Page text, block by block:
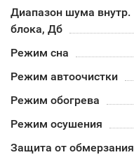
Диапазон шума внутр.
блока, Дб
Режим сна
Режим автоочистки
Режим обогрева
Режим осушения
Защита от обмерзания